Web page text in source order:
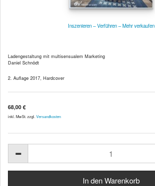
Inszenieren – Verführen – Mehr verkaufen
Ladengestaltung mit multisensualem Marketing
Daniel Schnödt
2. Auflage 2017, Hardcover
68,00 €
inkl. MwSt. zzgl. Versandkosten